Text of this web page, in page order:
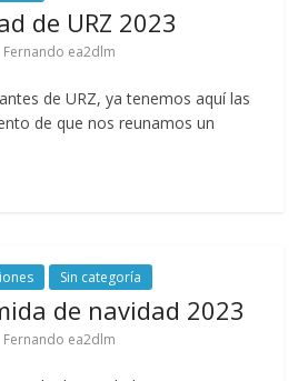
de URZ 2023
Fernando ea2dlm
de URZ, ya tenemos aquí las
de que nos reunamos un
Sin categoría
de navidad 2023
Fernando ea2dlm